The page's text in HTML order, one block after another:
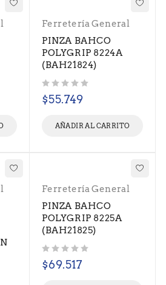
Ferretería General
PINZA BAHCO
POLYGRIP 8224A
(BAH21824)
$55.749
AÑADIR AL CARRITO
Ferretería General
PINZA BAHCO
POLYGRIP 8225A
(BAH21825)
$69.517